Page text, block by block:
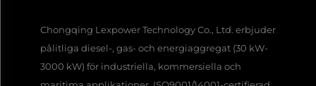
Chongqing Lexpower Technology Co., Ltd. erbjuder
pålitliga diesel-, gas- och energiaggregat (30 kW-
3000 kW) för industriella, kommersiella och